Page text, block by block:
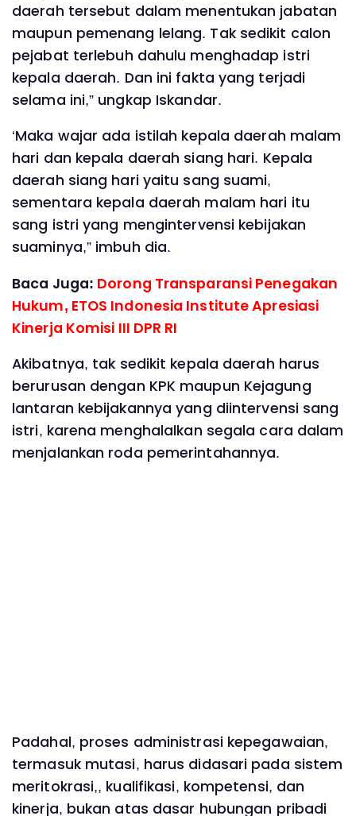
daerah tersebut dalam menentukan jabatan
maupun pemenang lelang. Tak sedikit calon
pejabat terlebuh dahulu menghadap istri
kepala daerah. Dan ini fakta yang terjadi
selama ini,” ungkap Iskandar.
‘Maka wajar ada istilah kepala daerah malam
hari dan kepala daerah siang hari. Kepala
daerah siang hari yaitu sang suami,
sementara kepala daerah malam hari itu
sang istri yang mengintervensi kebijakan
suaminya,” imbuh dia.
Baca Juga: Dorong Transparansi Penegakan
Hukum, ETOS Indonesia Institute Apresiasi
Kinerja Komisi III DPR RI
Akibatnya, tak sedikit kepala daerah harus
berurusan dengan KPK maupun Kejagung
lantaran kebijakannya yang diintervensi sang
istri, karena menghalalkan segala cara dalam
menjalankan roda pemerintahannya.
Padahal, proses administrasi kepegawaian,
termasuk mutasi, harus didasari pada sistem
meritokrasi,, kualifikasi, kompetensi, dan
kinerja, bukan atas dasar hubungan pribadi